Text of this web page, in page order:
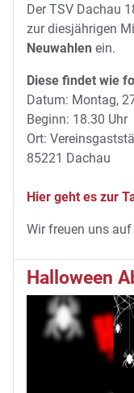
Der TSV Dachau
zur diesjährigen
Neuwahlen ein.
Diese findet wie
Datum: Montag,
Beginn: 18.30 Uhr
Ort:
85221 Dachau
Hier geht es zur
Wir freuen uns
Halloween